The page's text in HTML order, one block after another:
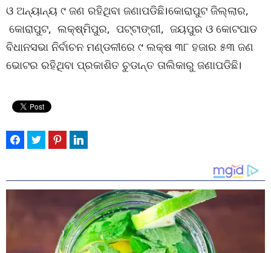
ଓ ଅନ୍ୟାନ୍ୟ ୯ ଜଣ ରହିଥିବା ଜଣାପଡିଛି।କୋରାପୁଟ ଜିଲ୍ଲାର,
କୋରାପୁଟ, ଲକ୍ଷ୍ମିପୁର, ପଟ୍ଟାଙ୍ଗୀ, ଜୟପୁର ଓ କୋଟପାଡ
ବିଧାନସଭା ନିର୍ବାଚନ ମଣ୍ଡଳୀରେ ୯ ଲକ୍ଷ ୩୮ ହଜାର ୫୩ ଜଣ
ଭୋଟର ରହିଥିବା ପ୍ରକାଶିତ ଚୁଡାନ୍ତ ତାଲିକାରୁ ଜଣାପଡିଛି।